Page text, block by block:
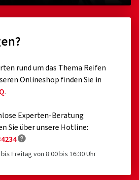
Straßen:Gute Verzahnung und
im Detail
21.05.2025
rund um das Thema Reifen
Onlineshop finden Sie in
.
Experten-Beratung
Sie über unsere Hotline:
Freitag von 8:00 bis 16:30 Uhr